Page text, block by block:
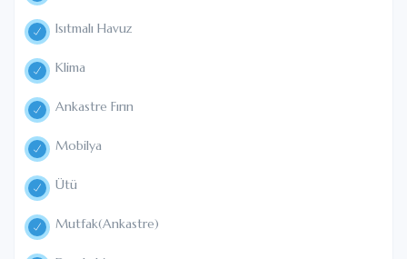
Isıtmalı Havuz
Klima
Ankastre Fırın
Mobilya
Ütü
Mutfak(Ankastre)